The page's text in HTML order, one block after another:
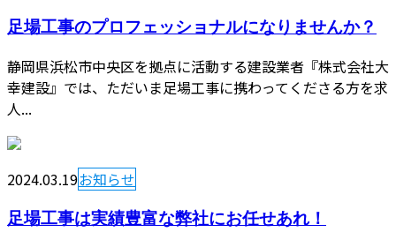
足場工事のプロフェッショナルになりませんか？
静岡県浜松市中央区を拠点に活動する建設業者『株式会社大
幸建設』では、ただいま足場工事に携わってくださる方を求
人...
2024.03.19お知らせ
足場工事は実績豊富な弊社にお任せあれ！